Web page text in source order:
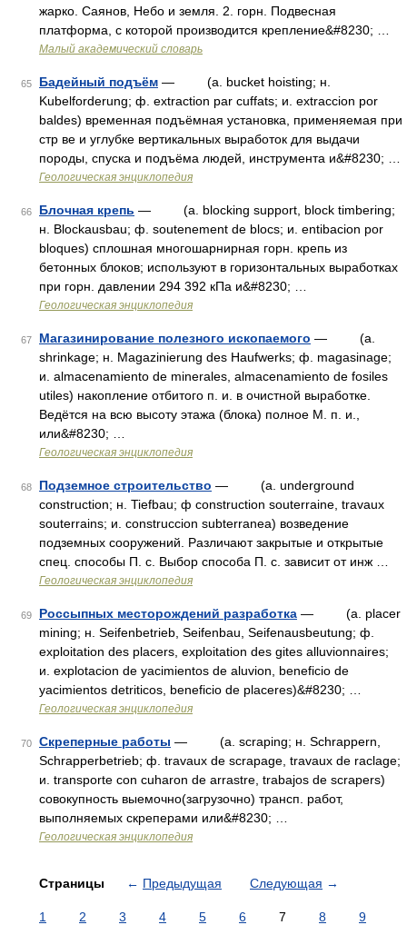
жарко. Саянов, Небо и земля. 2. горн. Подвесная
платформа, с которой производится крепление&#8230; …
Малый академический словарь
65 Бадейный подъём — (a. bucket hoisting; н.
Kubelforderung; ф. extraction par cuffats; и. extraccion por
baldes) временная подъёмная установка, применяемая при
стр ве и углубке вертикальных выработок для выдачи
породы, спуска и подъёма людей, инструмента и&#8230; …
Геологическая энциклопедия
66 Блочная крепь — (a. blocking support, block timbering;
н. Blockausbau; ф. soutenement de blocs; и. entibacion por
bloques) сплошная многошарнирная горн. крепь из
бетонных блоков; используют в горизонтальных выработках
при горн. давлении 294 392 кПа и&#8230; …
Геологическая энциклопедия
67 Магазинирование полезного ископаемого — (a.
shrinkage; н. Magazinierung des Haufwerks; ф. magasinage;
и. almacenamiento de minerales, almacenamiento de fosiles
utiles) накопление отбитого п. и. в очистной выработке.
Ведётся на всю высоту этажа (блока) полноe M. п. и.,
или&#8230; …
Геологическая энциклопедия
68 Подземное строительство — (a. underground
construction; н. Tiefbau; ф construction souterraine, travaux
souterrains; и. construccion subterranea) возведение
подземных сооружений. Pазличают закрытые и открытые
спец. способы П. c. Bыбор способа П. c. зависит от инж …
Геологическая энциклопедия
69 Россыпных месторождений разработка — (a. placer
mining; н. Seifenbetrieb, Seifenbau, Seifenausbeutung; ф.
exploitation des placers, exploitation des gites alluvionnaires;
и. explotacion de yacimientos de aluvion, beneficio de
yacimientos detriticos, beneficio de placeres)&#8230; …
Геологическая энциклопедия
70 Скреперные работы — (a. scraping; н. Schrappern,
Schrapperbetrieb; ф. travaux de scrapage, travaux de raclage;
и. transporte con cuharon de arrastre, trabajos de scrapers)
совокупность выемочно(загрузочно) трансп. работ,
выполняемых скреперами или&#8230; …
Геологическая энциклопедия
Страницы ← Предыдущая Следующая →
1 2 3 4 5 6 7 8
9